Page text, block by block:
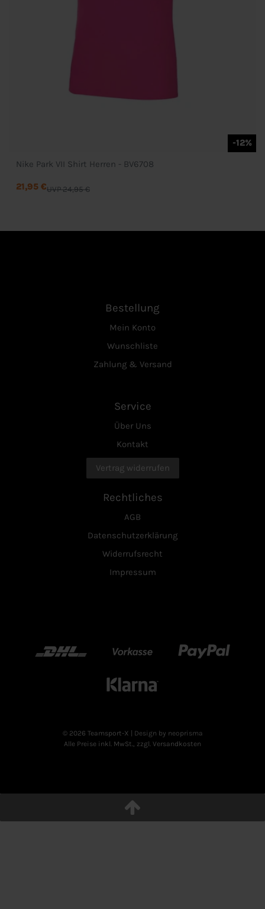
-12%
Nike Park VII Shirt Herren - BV6708
UVP 24,95 €
21,95 €
Bestellung
Mein Konto
Wunschliste
Zahlung & Versand
Service
Über Uns
Kontakt
Vertrag widerrufen
Rechtliches
AGB
Datenschutzerklärung
Widerrufsrecht
Impressum
DHL Vorkasse Paypal
Klarn
© 2026 Teamsport-X
| Design by neoprisma
Alle Preise inkl. MwSt., zzgl. Versandkosten